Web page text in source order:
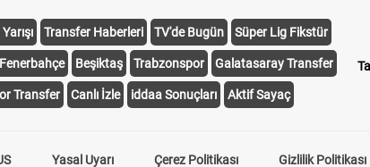
Transfer Haberleri TV'de Bugün Süper Lig Fikstür
Fenerbahçe Beşiktaş Trabzonspor Galatasaray Transfer
Transfer Canlı İzle iddaa Sonuçları Aktif Sayaç
Yasal Uyarı Çerez Politikası Gizlilik Politikası